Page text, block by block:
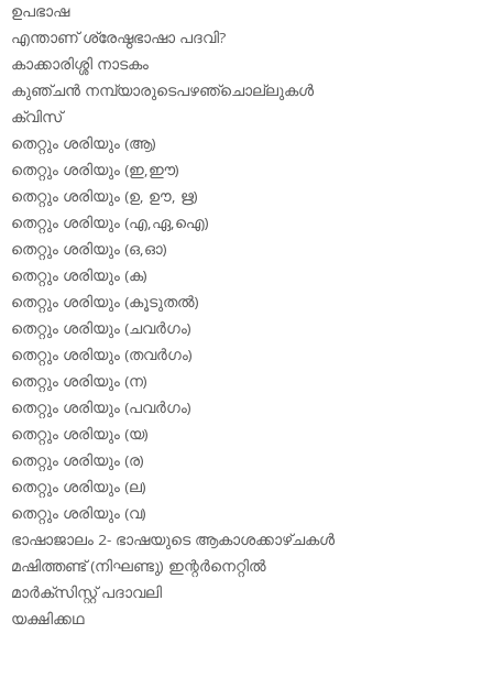
ഉപഭാഷ
എന്താണ് ശ്രേഷ്ഠഭാഷാ പദവി?
കാക്കാരിശ്ശി നാടകം
കുഞ്ചന്‍ നമ്പ്യാരുടെപഴഞ്ചൊല്ലുകള്‍
ക്വിസ്
തെറ്റും ശരിയും (ആ)
തെറ്റും ശരിയും (ഇ,ഈ)
തെറ്റും ശരിയും (ഉ, ഊ, ഋ)
തെറ്റും ശരിയും (എ,ഏ,ഐ)
തെറ്റും ശരിയും (ഒ,ഓ)
തെറ്റും ശരിയും (ക)
തെറ്റും ശരിയും (കൂടുതല്‍)
തെറ്റും ശരിയും (ചവര്‍ഗം)
തെറ്റും ശരിയും (തവര്‍ഗം)
തെറ്റും ശരിയും (ന)
തെറ്റും ശരിയും (പവര്‍ഗം)
തെറ്റും ശരിയും (യ)
തെറ്റും ശരിയും (ര)
തെറ്റും ശരിയും (ല)
തെറ്റും ശരിയും (വ)
ഭാഷാജാലം 2- ഭാഷയുടെ ആകാശക്കാഴ്ചകള്‍
മഷിത്തണ്ട് (നിഘണ്ടു) ഇന്റര്‍നെറ്റില്‍
മാര്‍ക്‌സിസ്റ്റ് പദാവലി
യക്ഷിക്കഥ